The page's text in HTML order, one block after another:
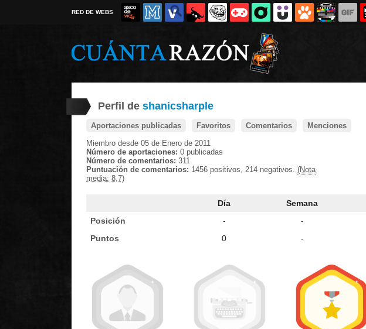
RED DE WEBS
Perfil de shanicsharple
Aportaciones publicadas Favoritos Comentarios
Menciones
Miembro desde 05 de Enero de 2011
Número de aportaciones: 0 publicadas
Número de comentarios: 311
Puntuación de comentarios: 1456 positivos, 214 negativos. (Nota
media: 8,7)
Día Semana
Posición
- -
Puntos
0 -